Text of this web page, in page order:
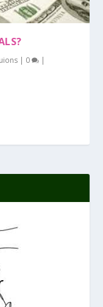
| 0 |